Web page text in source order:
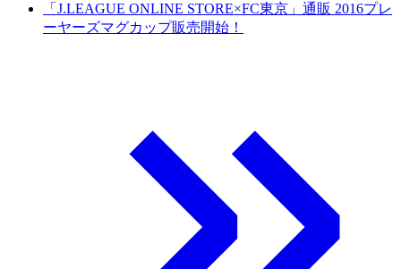
「J.LEAGUE ONLINE STORE×FC東京」通販 2016プレ
ーヤーズマグカップ販売開始！